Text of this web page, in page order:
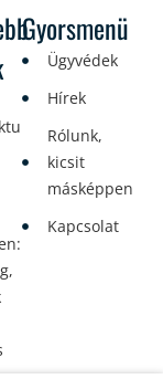
Gyorsmenü
Ügyvédek
Hírek
Rólunk,
kicsit
másképpen
Kapcsolat